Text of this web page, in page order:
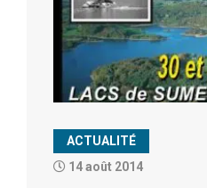
ACTUALITÉ
14 août 2014